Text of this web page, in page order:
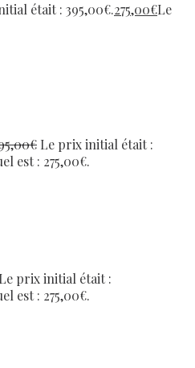
était : 395,00€.275,00€Le
€ Le prix initial était :
est : 275,00€.
Le prix initial était :
est : 275,00€.